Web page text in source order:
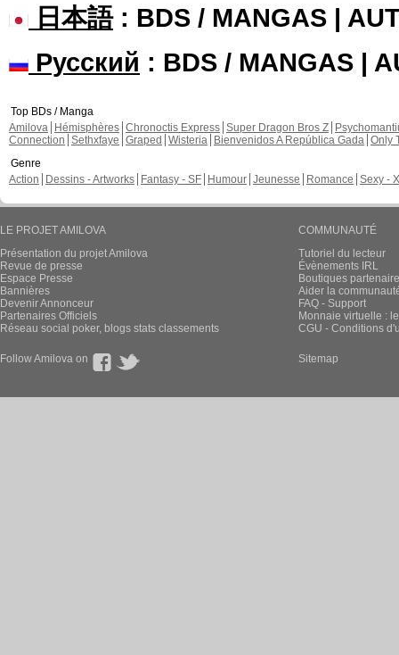
日本語: BDS / MANGAS |
Русский : BDS / MANGAS |
Top BDs / Manga
Amilova
Hémisphères Chronoctis Express Super Dragon Bros Z
Connection Sethxfaye Graped Wisteria Bienvenidos A República Gada Only
Genre
Action
Dessins - Artworks Fantasy - SF Humour Jeunesse Romance Sexy -
LE PROJET AMILOVA
Présentation du projet Amilova
Revue de presse
Espace Presse
Bannières
Devenir Annonceur
Partenaires Officiels
Réseau social poker, blogs stats classements
COMMUNAUTÉ
Tutoriel du lecteur
Évènements IRL
Boutiques
Aider la
FAQ - Support
Monnaie virtuelle :
CGU - Conditions
Follow Amilova on Sitemap